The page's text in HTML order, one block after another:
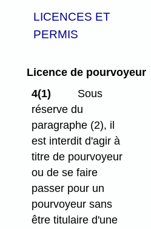
LICENCES ET
PERMIS
Licence de pourvoyeur
4(1)
Sous
réserve du
paragraphe (2), il
est interdit d'agir à
titre de pourvoyeur
ou de se faire
passer pour un
pourvoyeur sans
être titulaire d'une